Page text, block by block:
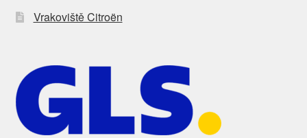
Vrakoviště Citroën